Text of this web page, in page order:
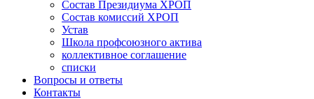
Состав Президиума ХРОП
Состав комиссий ХРОП
Устав
Школа профсоюзного актива
коллективное соглашение
списки
Вопросы и ответы
Контакты